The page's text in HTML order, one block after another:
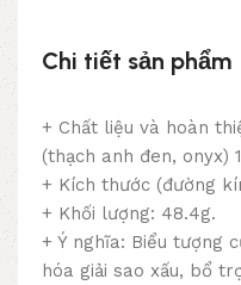
Chi tiết sản phẩm
+ Chất liệu và hoàn
(thạch anh đen, onyx)
+ Kích thước (đường
+ Khối lượng: 48.4g.
+ Ý nghĩa: Biểu tượng
hóa giải sao xấu, bổ